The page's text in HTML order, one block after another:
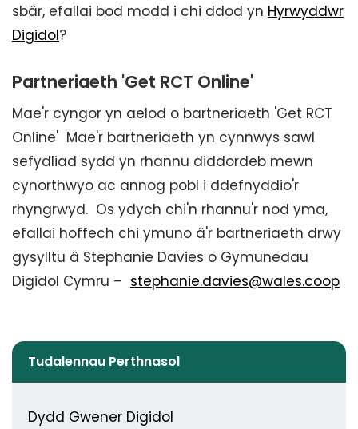
sbâr, efallai bod modd i chi ddod yn Hyrwyddwr
Digidol?
Partneriaeth 'Get RCT Online'
Mae'r cyngor yn aelod o bartneriaeth 'Get RCT
Online' Mae'r bartneriaeth yn cynnwys sawl
sefydliad sydd yn rhannu diddordeb mewn
cynorthwyo ac annog pobl i ddefnyddio'r
rhyngrwyd. Os ydych chi'n rhannu'r nod yma,
efallai hoffech chi ymuno â'r bartneriaeth drwy
gysylltu â Stephanie Davies o Gymunedau
Digidol Cymru – stephanie.davies@wales.coop
Tudalennau Perthnasol
Dydd Gwener Digidol